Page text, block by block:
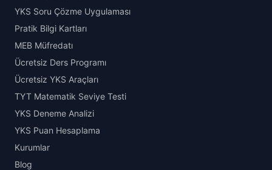
YKS Soru Çözme Uygulaması
Pratik Bilgi Kartları
MEB Müfredatı
Ücretsiz Ders Programı
Ücretsiz YKS Araçları
TYT Matematik Seviye Testi
YKS Deneme Analizi
YKS Puan Hesaplama
Kurumlar
Blog